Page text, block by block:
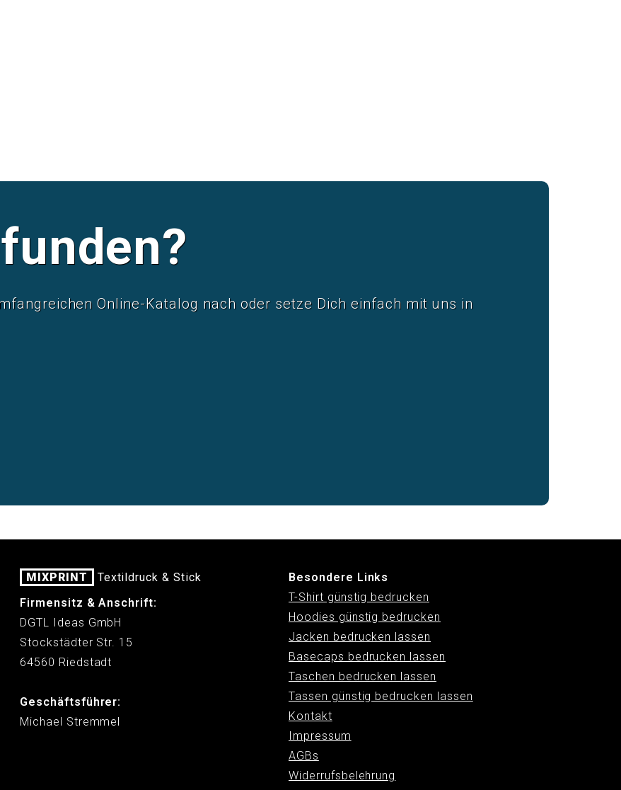
Online-Katalog nach oder setze Dich einfach mit uns in
MIXPRINT
Textildruck & Stick
Firmensitz & Anschrift:
DGTL Ideas GmbH
Stockstädter Str. 15
64560 Riedstadt
Geschäftsführer:
Michael Stremmel
Besondere Links
T-Shirt günstig bedrucken
Hoodies günstig bedrucken
Jacken bedrucken lassen
Basecaps bedrucken lassen
Taschen bedrucken lassen
Tassen günstig bedrucken lassen
Kontakt
Impressum
AGBs
Widerrufsbelehrung